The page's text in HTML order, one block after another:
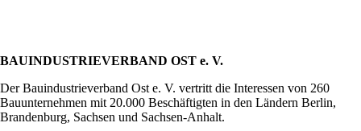
BAUINDUSTRIEVERBAND OST e. V.
Der Bauindustrieverband Ost e. V. vertritt die Interessen von 260
Bauunternehmen mit 20.000 Beschäftigten in den Ländern Berlin,
Brandenburg, Sachsen und Sachsen-Anhalt.